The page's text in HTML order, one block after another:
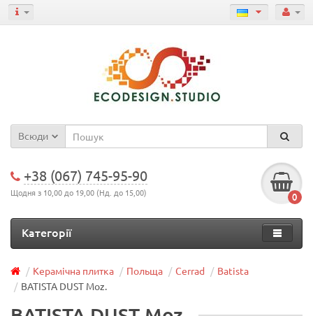
Всюди
+38 (067) 745-95-90
Щодня з 10,00 до 19,00 (Нд. до 15,00) 0
Категорії
Керамічна плитка Польща Cerrad
Batista
BATISTA DUST Moz.